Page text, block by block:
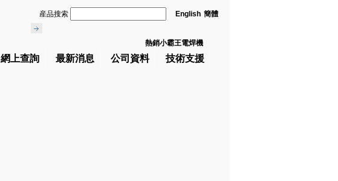
産品搜索 English 簡體
熱銷小霸王電焊機
網上查詢 最新消息 公司資料 技術支援